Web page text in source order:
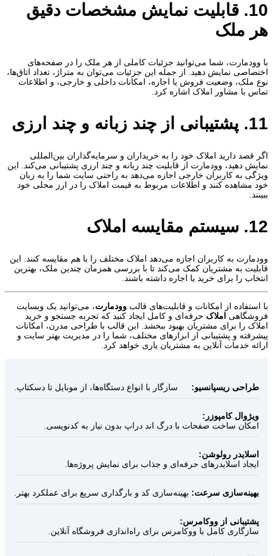
10. قابلیت نمایش مشخصات دقیق
هر ملک
با وودمارت، شما می‌توانید جزئیات کاملی از هر ملک را در صفحه‌های
اختصاصی نمایش دهید. از جمله این جزئیات می‌توان به متراژ، تعداد اتاق‌ها،
نوع ملک، وضعیت فروش یا اجاره، امکانات داخلی و خارجی، و اطلاعات
تماس با مشاور املاک اشاره کرد.
11. پشتیبانی از چند زبانه و چند ارزی
اگر قصد دارید املاک خود را به خریداران و سرمایه‌گذاران بین‌المللی
نمایش دهید، وودمارت از قابلیت چند زبانه و چند ارزی پشتیبانی می‌کند. این
ویژگی به کاربران خارجی اجازه می‌دهد به راحتی سایت شما را به زبان
خود مشاهده کنند و اطلاعات مربوط به قیمت املاک را در ارز محلی خود
ببینند.
12. سیستم مقایسه املاک
وودمارت به کاربران اجازه می‌دهد املاک مختلف را با هم مقایسه کنند. این
قابلیت به مشتریان کمک می‌کند تا با بررسی همزمان چندین ملک، بهترین
انتخاب را برای خرید یا اجاره داشته باشند.
با استفاده از امکانات و قابلیت‌های قالب وودمارت، می‌توانید یک وبسایت
فروشگاهی
املاک حرفه‌ای و کامل ایجاد کنید که تجربه جستجو و خرید
املاک را برای مشتریان بهبود ببخشد. این قالب با طراحی مدرن، امکانات
پیشرفته و پشتیبانی از ابزارهای مختلف، شما را در مدیریت بهتر سایت و
ارائه خدمات آنلاین به مشتریان یاری خواهد کرد.
طراحی ریسپانسیو: سازگار با انواع دستگاه‌ها، از موبایل تا دسکتاپ.
ویژوال کامپوزر:
امکان ساخت صفحات با درگ‌ اند دراپ بدون نیاز به کدنویسی.
اسلایدر رولوشن:
ایجاد اسلایدرهای حرفه‌ای و جذاب برای نمایش پروژه‌ها.
بهینه‌سازی سرعت: بهینه‌سازی کد و بارگذاری سریع برای عملکرد بهتر.
پشتیبانی از ووکامرس:
سازگاری کامل با ووکامرس برای راه‌اندازی فروشگاه آنلاین.